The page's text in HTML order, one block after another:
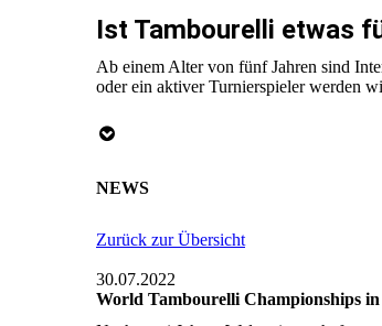
Ist Tambourelli etwas
Ab einem Alter von fünf Jahren sind
oder ein aktiver Turnierspieler werden
NEWS
Zurück zur Übersicht
30.07.2022
World Tambourelli Championships in